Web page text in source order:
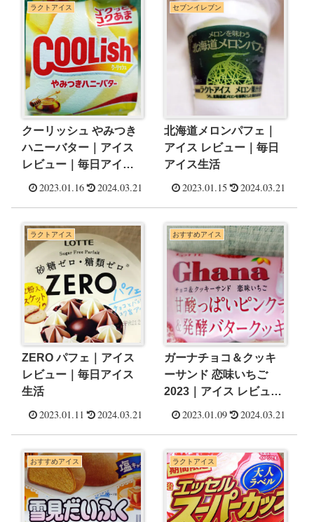
ラクトアイス
クーリッシュ やみつき
ハニーバター｜アイス
レビュー｜毎日アイス
生活2023.01.16 2024.03.21
セブンイレブン
北海道メロンパフェ｜
アイス レビュー｜毎日
アイス生活
2023.01.15 2024.03.21
ラクトアイス
ZERO パフェ｜アイス
レビュー｜毎日アイス
生活
2023.01.11 2024.03.21
おすすめアイス
ガーナチョコ＆クッキ
ーサンド 恋味いちご
2023｜アイス レビュー
｜毎日アイス生活
2023.01.09 2024.03.21
おすすめアイス ラクトアイス